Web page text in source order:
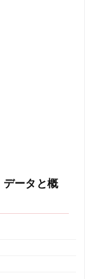
データと概